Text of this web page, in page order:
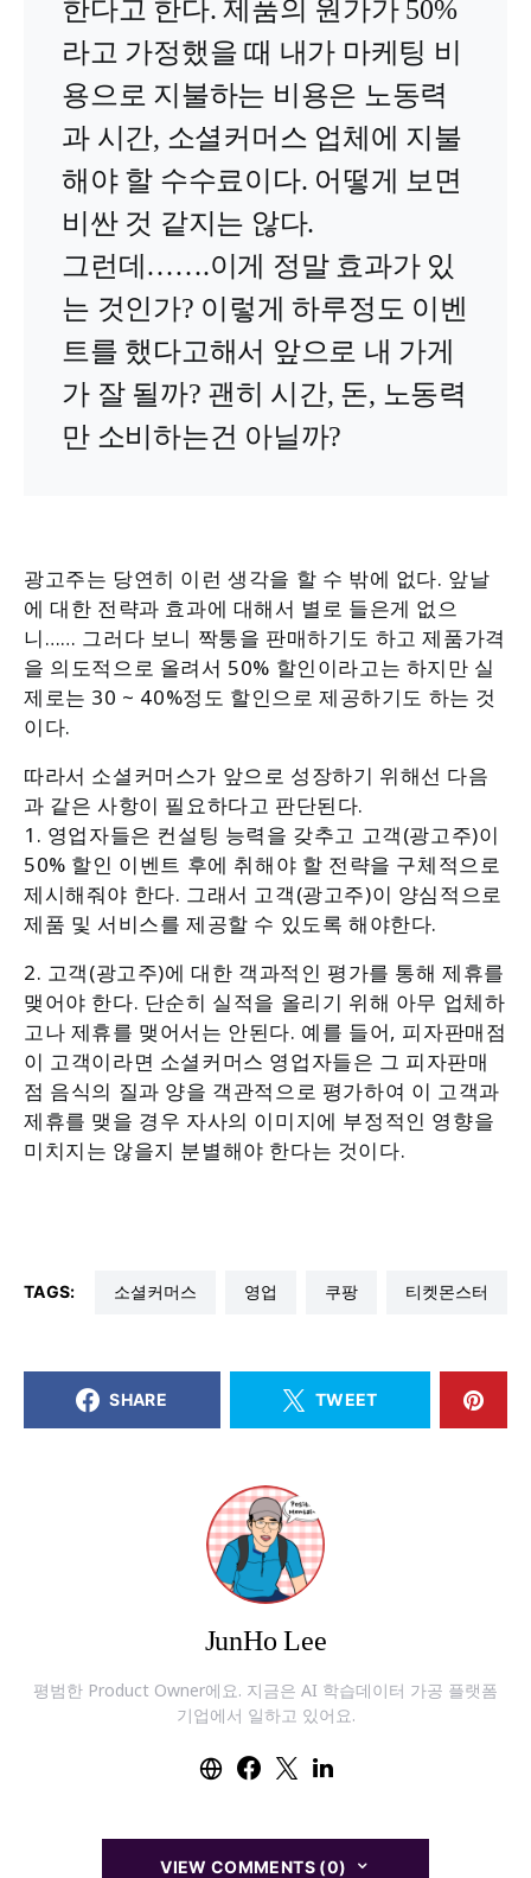
한다고 한다. 제품의 원가가 50%
라고 가정했을 때 내가 마케팅 비
용으로 지불하는 비용은 노동력
과 시간, 소셜커머스 업체에 지불
해야 할 수수료이다. 어떻게 보면
비싼 것 같지는 않다.
그런데…….이게 정말 효과가 있
는 것인가? 이렇게 하루정도 이벤
트를 했다고해서 앞으로 내 가게
가 잘 될까? 괜히 시간, 돈, 노동력
만 소비하는건 아닐까?
광고주는 당연히 이런 생각을 할 수 밖에 없다. 앞날
에 대한 전략과 효과에 대해서 별로 들은게 없으
니…… 그러다 보니 짝퉁을 판매하기도 하고 제품가격
을 의도적으로 올려서 50% 할인이라고는 하지만 실
제로는 30 ~ 40%정도 할인으로 제공하기도 하는 것
이다.
따라서 소셜커머스가 앞으로 성장하기 위해선 다음
과 같은 사항이 필요하다고 판단된다.
1. 영업자들은 컨설팅 능력을 갖추고 고객(광고주)이
50% 할인 이벤트 후에 취해야 할 전략을 구체적으로
제시해줘야 한다. 그래서 고객(광고주)이 양심적으로
제품 및 서비스를 제공할 수 있도록 해야한다.
2. 고객(광고주)에 대한 객과적인 평가를 통해 제휴를
맺어야 한다. 단순히 실적을 올리기 위해 아무 업체하
고나 제휴를 맺어서는 안된다. 예를 들어, 피자판매점
이 고객이라면 소셜커머스 영업자들은 그 피자판매
점 음식의 질과 양을 객관적으로 평가하여 이 고객과
제휴를 맺을 경우 자사의 이미지에 부정적인 영향을
미치지는 않을지 분별해야 한다는 것이다.
TAGS: 소셜커머스 영업 쿠팡 티켓몬스터
SHARE TWEET
JunHo Lee
평범한 Product Owner에요. 지금은 AI 학습데이터 가공 플랫폼
기업에서 일하고 있어요.
VIEW COMMENTS (0)